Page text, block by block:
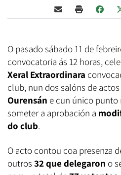
O pasado sábado 11 de
convocatoria ás 12 horas,
Xeral Extraordinara
club, nun dos salóns de
Ourensán e cun único punto
someter a aprobación a
do club.
O acto contou coa presenza
outros 32 que delegaron o